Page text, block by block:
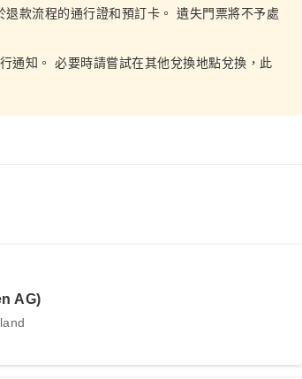
款流程的通行證和預訂卡。 遺失門票將不予處
通知。 必要時請嘗試在其他兌換地點兌換，此
AG)